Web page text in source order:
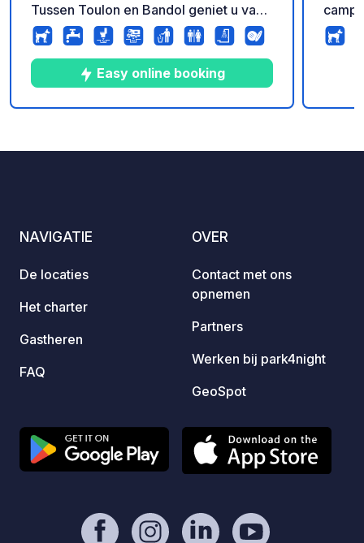
Tussen Toulon en Bandol geniet u van
een gerenoveerde camping met een
verwarmd zwembad en prachtige
staanplaatsen, en de prachtige
stranden van de Côte d’Azur liggen
vlakbij.
Easy online booking
NAVIGATIE
De locaties
Het charter
Gastheren
FAQ
OVER
Contact met ons
opnemen
Partners
Werken bij park4night
GeoSpot